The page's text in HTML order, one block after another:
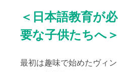
＜日本語教育が必
要な子供たちへ＞
最初は趣味で始めたヴィン